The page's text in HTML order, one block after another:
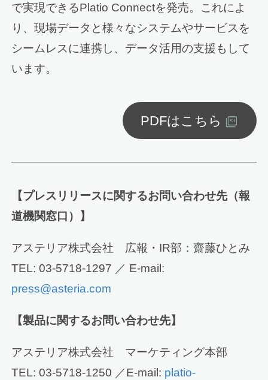
で実現できるPlatio Connectを発売。これによ
り、現場データと様々なシステムやサービスを
シームレスに連携し、データ活用の支援もして
います。
PDFはこちら
【プレスリリースに関するお問い合わせ先（報
道機関窓口）】
アステリア株式会社 広報・IR部：齋藤ひとみ
TEL: 03-5718-1297 ／ E-mail:
press@asteria.com
【製品に関するお問い合わせ先】
アステリア株式会社 マーケティング本部
TEL: 03-5718-1250 ／E-mail: platio-